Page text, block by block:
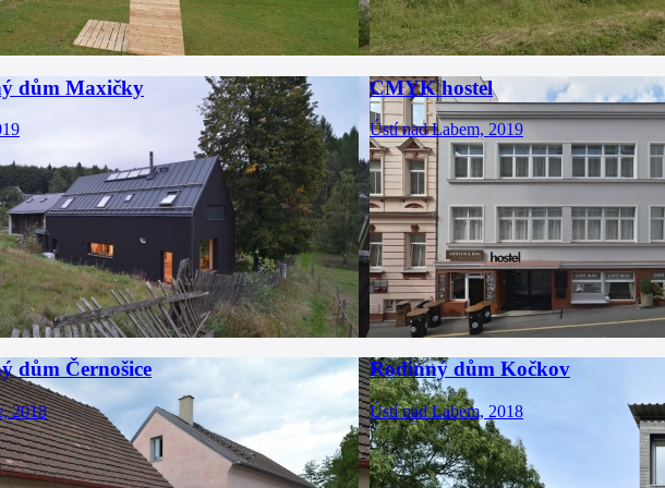
dům Maxičky CMYK hostel
Ústí nad Labem, 2019
dům Černošice
2018
Rodinný dům Kočkov
Ústí nad Labem, 2018